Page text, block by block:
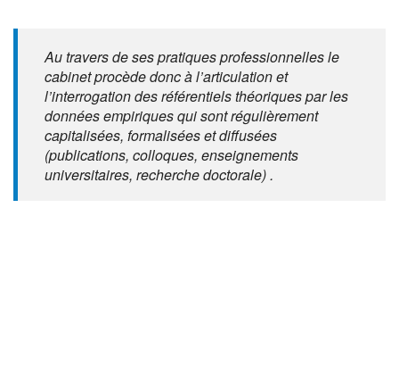
Au travers de ses pratiques professionnelles le
cabinet procède donc à l’articulation et
l’interrogation des référentiels théoriques par les
données empiriques qui sont régulièrement
capitalisées, formalisées et diffusées
(publications, colloques, enseignements
universitaires, recherche doctorale) .